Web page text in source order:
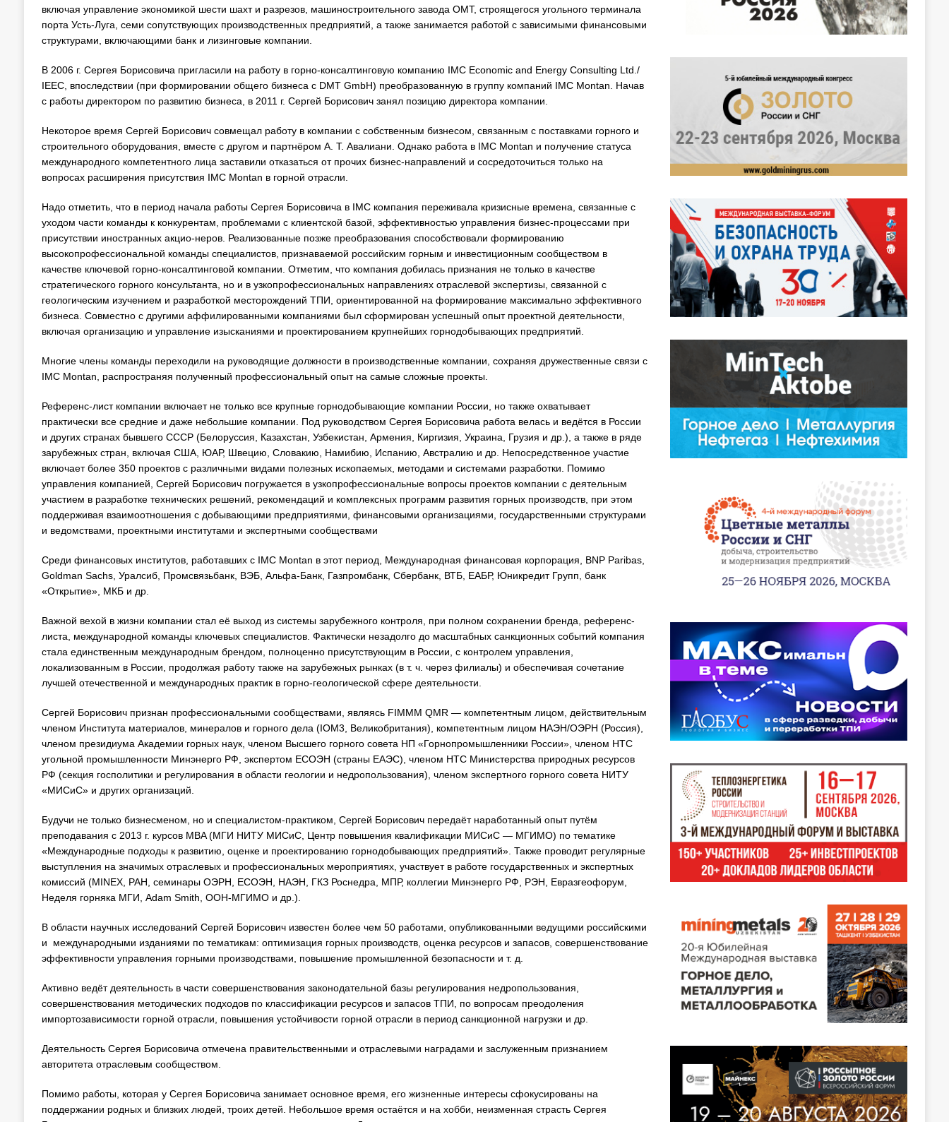
включая управление экономикой шести шахт и разрезов, машиностроительного завода ОМТ, строящегося угольного терминала
порта Усть-Луга, семи сопутствующих производственных предприятий, а также занимается работой с зависимыми финансовыми
структурами, включающими банк и лизинговые компании.
В 2006 г. Сергея Борисовича пригласили на работу в горно-консалтинговую компанию IMC Economic and Energy Consulting Ltd./
IEEC, впоследствии (при формировании общего бизнеса с DMT GmbH) преобразованную в группу компаний IMC Montan. Начав
с работы директором по развитию бизнеса, в 2011 г. Сергей Борисович занял позицию директора компании.
Некоторое время Сергей Борисович совмещал работу в компании с собственным бизнесом, связанным с поставками горного и
строительного оборудования, вместе с другом и партнёром А. Т. Авалиани. Однако работа в IMC Montan и получение статуса
международного компетентного лица заставили отказаться от прочих бизнес-направлений и сосредоточиться только на
вопросах расширения присутствия IMC Montan в горной отрасли.
Надо отметить, что в период начала работы Сергея Борисовича в IMC компания переживала кризисные времена, связанные с
уходом части команды к конкурентам, проблемами с клиентской базой, эффективностью управления бизнес-процессами при
присутствии иностранных акцио-неров. Реализованные позже преобразования способствовали формированию
высокопрофессиональной команды специалистов, признаваемой российским горным и инвестиционным сообществом в
качестве ключевой горно-консалтинговой компании. Отметим, что компания добилась признания не только в качестве
стратегического горного консультанта, но и в узкопрофессиональных направлениях отраслевой экспертизы, связанной с
геологическим изучением и разработкой месторождений ТПИ, ориентированной на формирование максимально эффективного
бизнеса. Совместно с другими аффилированными компаниями был сформирован успешный опыт проектной деятельности,
включая организацию и управление изысканиями и проектированием крупнейших горнодобывающих предприятий.
Многие члены команды переходили на руководящие должности в производственные компании, сохраняя дружественные связи с
IMC Montan, распространяя полученный профессиональный опыт на самые сложные проекты.
Референс-лист компании включает не только все крупные горнодобывающие компании России, но также охватывает
практически все средние и даже небольшие компании. Под руководством Сергея Борисовича работа велась и ведётся в России
и других странах бывшего СССР (Белоруссия, Казахстан, Узбекистан, Армения, Киргизия, Украина, Грузия и др.), а также в ряде
зарубежных стран, включая США, ЮАР, Швецию, Словакию, Намибию, Испанию, Австралию и др. Непосредственное участие
включает более 350 проектов с различными видами полезных ископаемых, методами и системами разработки. Помимо
управления компанией, Сергей Борисович погружается в узкопрофессиональные вопросы проектов компании с деятельным
участием в разработке технических решений, рекомендаций и комплексных программ развития горных производств, при этом
поддерживая взаимоотношения с добывающими предприятиями, финансовыми организациями, государственными структурами
и ведомствами, проектными институтами и экспертными сообществами
Среди финансовых институтов, работавших с IMC Montan в этот период, Международная финансовая корпорация, BNP Paribas,
Goldman Sachs, Уралсиб, Промсвязьбанк, ВЭБ, Альфа-Банк, Газпромбанк, Сбербанк, ВТБ, ЕАБР, Юникредит Групп, банк
«Открытие», МКБ и др.
Важной вехой в жизни компании стал её выход из системы зарубежного контроля, при полном сохранении бренда, референс-
листа, международной команды ключевых специалистов. Фактически незадолго до масштабных санкционных событий компания
стала единственным международным брендом, полноценно присутствующим в России, с контролем управления,
локализованным в России, продолжая работу также на зарубежных рынках (в т. ч. через филиалы) и обеспечивая сочетание
лучшей отечественной и международных практик в горно-геологической сфере деятельности.
Сергей Борисович признан профессиональными сообществами, являясь FIMMM QMR — компетентным лицом, действительным
членом Института материалов, минералов и горного дела (IOM3, Великобритания), компетентным лицом НАЭН/ОЭРН (Россия),
членом президиума Академии горных наук, членом Высшего горного совета НП «Горнопромышленники России», членом НТС
угольной промышленности Минэнерго РФ, экспертом ЕСОЭН (страны ЕАЭС), членом НТС Министерства природных ресурсов
РФ (секция госполитики и регулирования в области геологии и недропользования), членом экспертного горного совета НИТУ
«МИСиС» и других организаций.
Будучи не только бизнесменом, но и специалистом-практиком, Сергей Борисович передаёт наработанный опыт путём
преподавания с 2013 г. курсов MBA (МГИ НИТУ МИСиС, Центр повышения квалификации МИСиС — МГИМО) по тематике
«Международные подходы к развитию, оценке и проектированию горнодобывающих предприятий». Также проводит регулярные
выступления на значимых отраслевых и профессиональных мероприятиях, участвует в работе государственных и экспертных
комиссий (MINEX, РАН, семинары ОЭРН, ЕСОЭН, НАЭН, ГКЗ Роснедра, МПР, коллегии Минэнерго РФ, РЭН, Евразгеофорум,
Неделя горняка МГИ, Adam Smith, ООН-МГИМО и др.).
В области научных исследований Сергей Борисович известен более чем 50 работами, опубликованными ведущими российскими
и международными изданиями по тематикам: оптимизация горных производств, оценка ресурсов и запасов, совершенствование
эффективности управления горными производствами, повышение промышленной безопасности и т. д.
Активно ведёт деятельность в части совершенствования законодательной базы регулирования недропользования,
совершенствования методических подходов по классификации ресурсов и запасов ТПИ, по вопросам преодоления
импортозависимости горной отрасли, повышения устойчивости горной отрасли в период санкционной нагрузки и др.
Деятельность Сергея Борисовича отмечена правительственными и отраслевыми наградами и заслуженным признанием
авторитета отраслевым сообществом.
Помимо работы, которая у Сергея Борисовича занимает основное время, его жизненные интересы сфокусированы на
поддержании родных и близких людей, троих детей. Небольшое время остаётся и на хобби, неизменная страсть Сергея